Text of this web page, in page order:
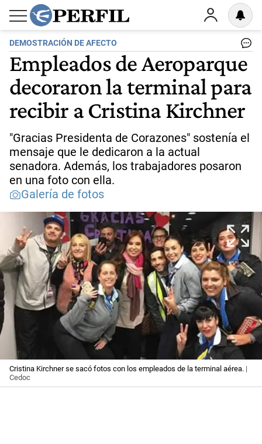
DEMOSTRACIÓN DE AFECTO
Empleados de Aeroparque
decoraron la terminal para
recibir a Cristina Kirchner
"Gracias Presidenta de Corazones" sostenía el
mensaje que le dedicaron a la actual
senadora. Además, los trabajadores posaron
en una foto con ella.
Galería de fotos
Cristina Kirchner se sacó fotos con los empleados de la terminal aérea. |
Cedoc